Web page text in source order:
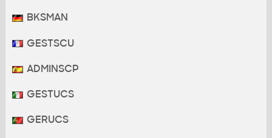
BKSMAN
GESTSCU
ADMINSCP
GESTUCS
GERUCS